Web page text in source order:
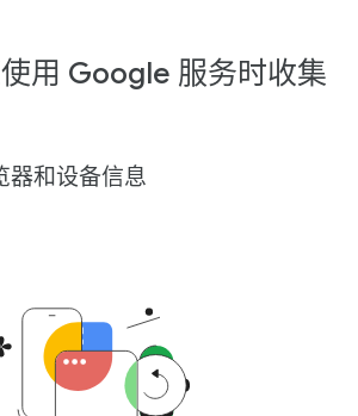
用 Google 服务时收集
器和设备信息